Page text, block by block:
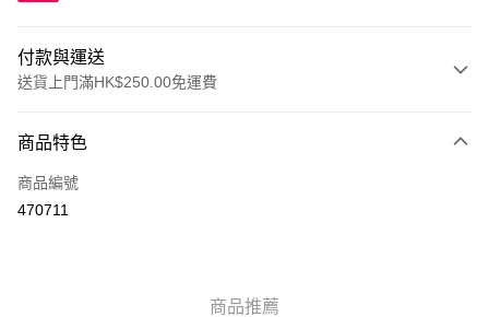
付款與運送
送貨上門滿HK$250.00免運費
信用卡
Apple Pay
商品特色
商品編號
470711
商品推薦